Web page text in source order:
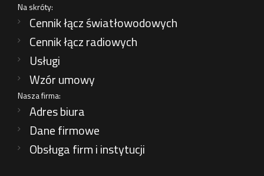
Na skróty:
Cennik łącz światłowodowych
Cennik łącz radiowych
Usługi
Wzór umowy
Nasza firma:
Adres biura
Dane firmowe
Obsługa firm i instytucji